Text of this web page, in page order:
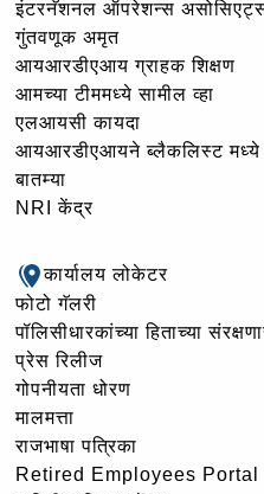
इंटरनॅशनल ऑपरेशन्स
गुंतवणूक अमृत
आयआरडीएआय ग्राहक शिक्षण
आमच्या टीममध्ये सामील व्हा
एलआयसी कायदा
आयआरडीएआयने ब्लैकलिस्ट मध्ये
बातम्या
NRI केंद्र
कार्यालय लोकेटर
फोटो गॅलरी
पॉलिसीधारकांच्या हिताच्या
प्रेस रिलीज
गोपनीयता धोरण
मालमत्ता
राजभाषा पत्रिका
Retired Employees Portal